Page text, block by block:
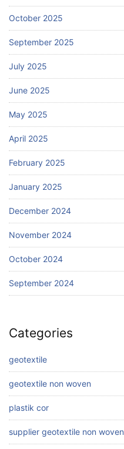
October 2025
September 2025
July 2025
June 2025
May 2025
April 2025
February 2025
January 2025
December 2024
November 2024
October 2024
September 2024
Categories
geotextile
geotextile non woven
plastik cor
supplier geotextile non woven